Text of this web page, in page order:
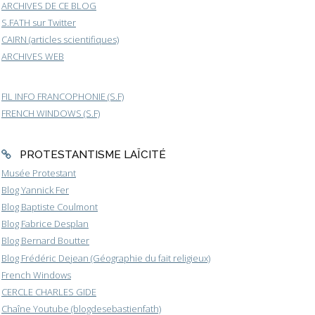
ARCHIVES DE CE BLOG
S.FATH sur Twitter
CAIRN (articles scientifiques)
ARCHIVES WEB
FIL INFO FRANCOPHONIE (S.F)
FRENCH WINDOWS (S.F)
PROTESTANTISME LAÏCITÉ
Musée Protestant
Blog Yannick Fer
Blog Baptiste Coulmont
Blog Fabrice Desplan
Blog Bernard Boutter
Blog Frédéric Dejean (Géographie du fait religieux)
French Windows
CERCLE CHARLES GIDE
Chaîne Youtube (blogdesebastienfath)